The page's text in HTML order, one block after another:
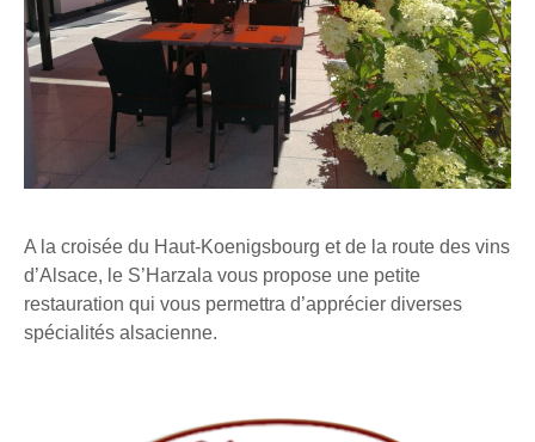
A la croisée du Haut-Koenigsbourg et de la route des vins
d’Alsace, le S’Harzala vous propose une petite
restauration qui vous permettra d’apprécier diverses
spécialités alsacienne.